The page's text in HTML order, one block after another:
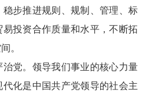
步推进规则、规制、管理、标
投资合作质量和水平，不断拓
。
党。领导我们事业的核心力量
化是中国共产党领导的社会主